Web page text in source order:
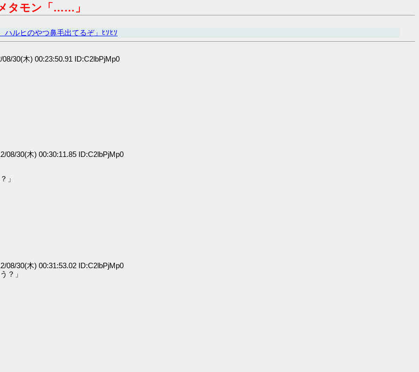
タモン「……」
ハルヒのやつ鼻毛出てるぞ」ﾋｿﾋｿ
30(木) 00:23:50.91 ID:C2lbPjMp0
08/30(木) 00:30:11.85 ID:C2lbPjMp0
」
08/30(木) 00:31:53.02 ID:C2lbPjMp0
？」